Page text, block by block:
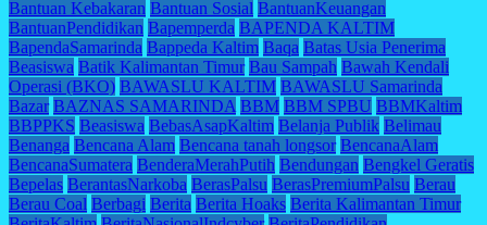
Bantuan Kebakaran Bantuan Sosial BantuanKeuangan
BantuanPendidikan Bapemperda BAPENDA KALTIM
BapendaSamarinda Bappeda Kaltim Baqa Batas Usia Penerima
Beasiswa Batik Kalimantan Timur Bau Sampah Bawah Kendali
Operasi (BKO) BAWASLU KALTIM BAWASLU Samarinda
Bazar BAZNAS SAMARINDA BBM BBM SPBU BBMKaltim
BBPPKS Beasiswa BebasAsapKaltim Belanja Publik Belimau
Benanga Bencana Alam Bencana tanah longsor BencanaAlam
BencanaSumatera BenderaMerahPutih Bendungan Bengkel Geratis
Bepelas BerantasNarkoba BerasPalsu BerasPremiumPalsu Berau
Berau Coal Berbagi Berita Berita Hoaks Berita Kalimantan Timur